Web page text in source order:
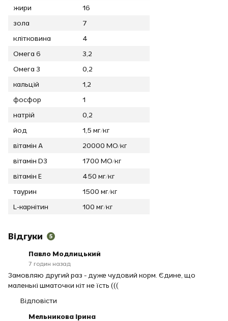
жири
16
зола
7
клітковина
4
Омега 6
3,2
Омега 3
0,2
кальцій
1,2
фосфор
1
натрій
0,2
йод
1,5 мг/кг
вітамін А
20000 МО/кг
вітамін D3
1700 МО/кг
вітамін Е
450 мг/кг
таурин
1500 мг/кг
L-карнітин
100 мг/кг
Відгуки 5
Павло Модлицький
7 годин назад
Замовляю другий раз - дуже чудовий корм. Єдине, що
маленькі шматочки кіт не їсть (((
Відповісти
Мельникова Ірина